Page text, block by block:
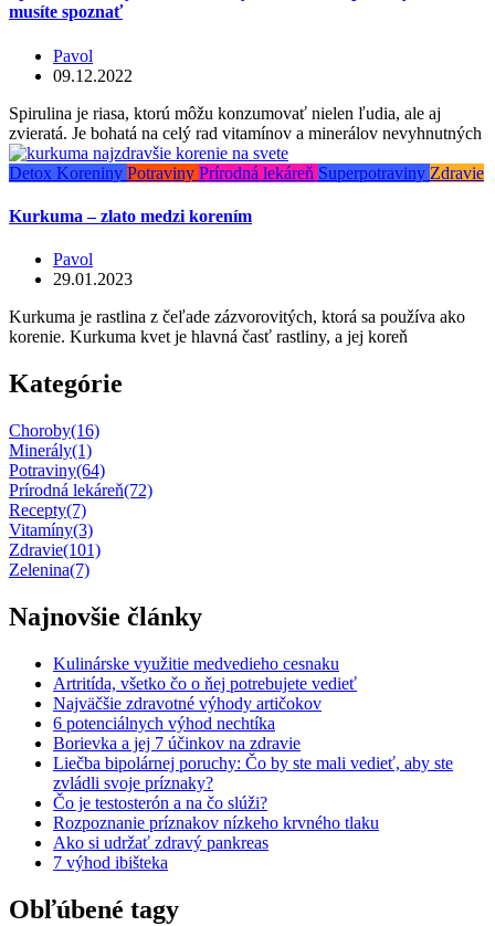
musíte spoznať
Pavol
09.12.2022
Spirulina je riasa, ktorú môžu konzumovať nielen ľudia, ale aj
zvieratá. Je bohatá na celý rad vitamínov a minerálov nevyhnutných
Detox Koreniny Potraviny Prírodná lekáreň Superpotraviny Zdravie
Kurkuma – zlato medzi korením
Pavol
29.01.2023
Kurkuma je rastlina z čeľade zázvorovitých, ktorá sa používa ako
korenie. Kurkuma kvet je hlavná časť rastliny, a jej koreň
Kategórie
Choroby(16)
Minerály(1)
Potraviny(64)
Prírodná lekáreň(72)
Recepty(7)
Vitamíny(3)
Zdravie(101)
Zelenina(7)
Najnovšie články
Kulinárske využitie medvedieho cesnaku
Artritída, všetko čo o ňej potrebujete vedieť
Najväčšie zdravotné výhody artičokov
6 potenciálnych výhod nechtíka
Borievka a jej 7 účinkov na zdravie
Liečba bipolárnej poruchy: Čo by ste mali vedieť, aby ste
zvládli svoje príznaky?
Čo je testosterón a na čo slúži?
Rozpoznanie príznakov nízkeho krvného tlaku
Ako si udržať zdravý pankreas
7 výhod ibišteka
Obľúbené tagy